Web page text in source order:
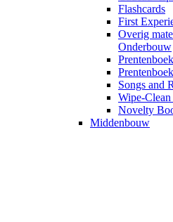
Flashcards
First
Overig
Onderbouw
Songs and
Wipe-
Novelty
Middenbouw